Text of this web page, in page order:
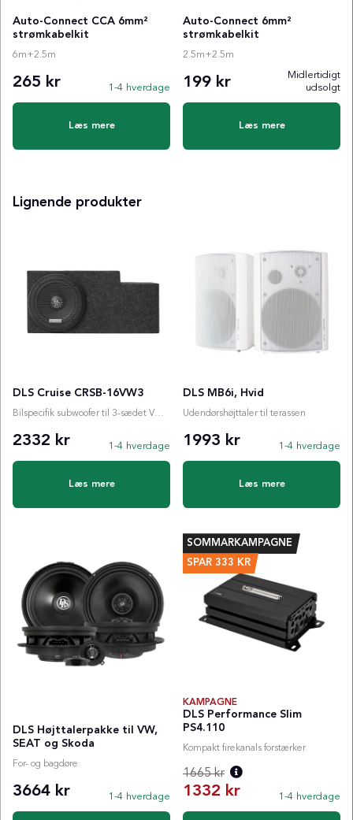
Auto-Connect CCA 6mm²
strømkabelkit
6m+2.5m
265 kr 1-4 hverdage
Læs mere
Auto-Connect 6mm²
strømkabelkit
2.5m+2.5m
199 kr
Midlertidigt
udsolgt
Læs mere
Lignende produkter
DLS Cruise CRSB-16VW3
Bilspecifik subwoofer til 3-sædet VW ID. BUZZ Cargo
2332 kr 1-4 hverdage
Læs mere
DLS MB6i, Hvid
Udendørshøjttaler til terassen
1993 kr 1-4 hverdage
Læs mere
DLS Højttalerpakke til VW,
SEAT og Skoda
For- og bagdøre
3664 kr 1-4 hverdage
SOMMARKAMPAGNE
SPAR 333 KR
KAMPAGNE
DLS Performance Slim
PS4.110
Kompakt firekanals forstærker
1332 kr
Normalpris:
1665 kr
1-4 hverdage